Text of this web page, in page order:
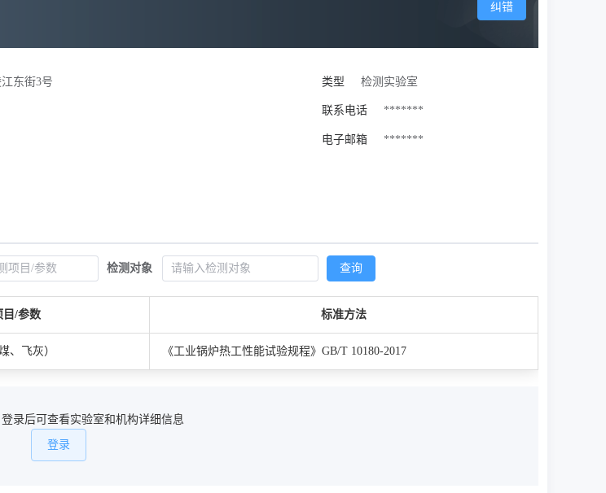
纠错
东街3号 类型 检测实验室
联系电话 *******
电子邮箱 *******
检测对象 查询
目/参数 标准方法
、飞灰） 《工业锅炉热工性能试验规程》GB/T 10180-2017
录后可查看实验室和机构详细信息
登录